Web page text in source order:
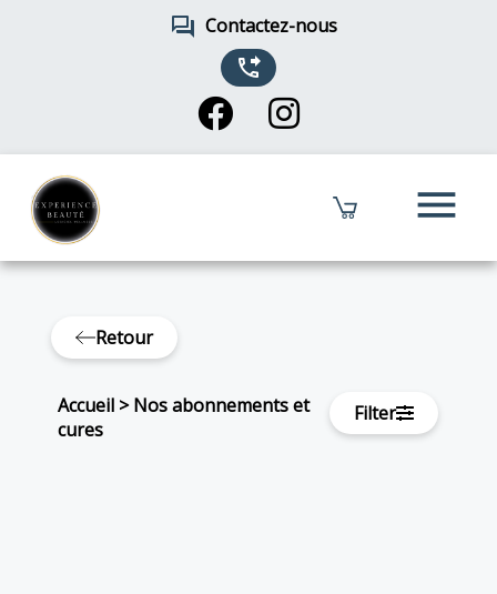
forum Contactez-nous
phone_forwarded
menu
Retour
Accueil >Nos abonnements et
cures
Filter